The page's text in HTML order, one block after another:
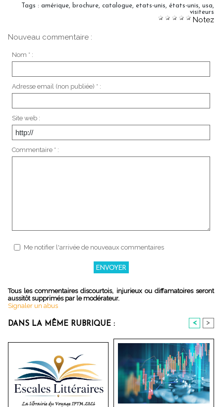
Tags : amérique, brochure, catalogue, etats-unis, états-unis, usa,
visiteurs
Notez
Nouveau commentaire :
Nom * :
Adresse email (non publiée) * :
Site web :
Commentaire * :
Me notifier l'arrivée de nouveaux commentaires
Tous les commentaires discourtois, injurieux ou diffamatoires seront
aussitôt supprimés par le modérateur.
Signaler un abus
DANS LA MÊME RUBRIQUE : < >